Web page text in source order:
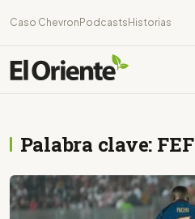
Caso Chevron Podcasts Historias
Palabra clave: FEF